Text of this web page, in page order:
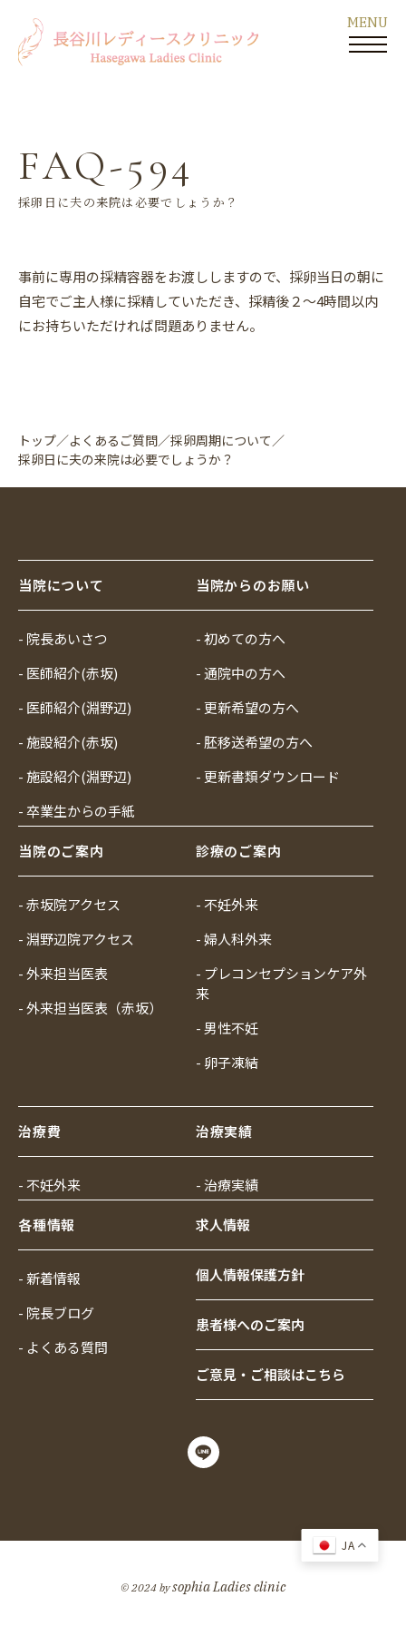
FAQ-594
採卵日に夫の来院は必要でしょうか？
事前に専用の採精容器をお渡ししますので、採卵当日の朝に
自宅でご主人様に採精していただき、採精後２～4時間以内
にお持ちいただければ問題ありません。
トップ／よくあるご質問／採卵周期について／
採卵日に夫の来院は必要でしょうか？
当院について
- 院長あいさつ
- 医師紹介(赤坂)
- 医師紹介(淵野辺)
- 施設紹介(赤坂)
- 施設紹介(淵野辺)
- 卒業生からの手紙
当院からのお願い
- 初めての方へ
- 通院中の方へ
- 更新希望の方へ
- 胚移送希望の方へ
- 更新書類ダウンロード
当院のご案内
- 赤坂院アクセス
- 淵野辺院アクセス
- 外来担当医表
- 外来担当医表（赤坂）
診療のご案内
- 不妊外来
- 婦人科外来
- プレコンセプションケア外
来
- 男性不妊
- 卵子凍結
治療費
- 不妊外来
治療実績
- 治療実績
各種情報
- 新着情報
- 院長ブログ
- よくある質問
求人情報
個人情報保護方針
患者様へのご案内
ご意見・ご相談はこちら
© 2024 bysophia Ladies clinic
JA